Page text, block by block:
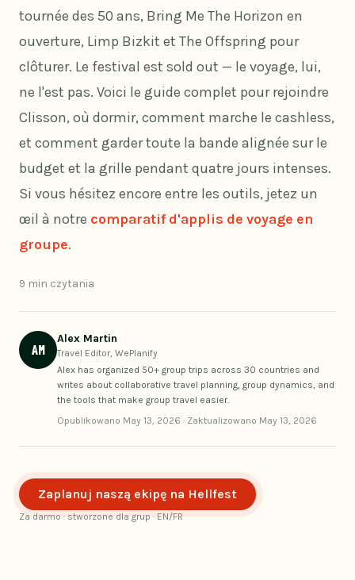
tournée des 50 ans, Bring Me The Horizon en
ouverture, Limp Bizkit et The Offspring pour
clôturer. Le festival est sold out — le voyage, lui,
ne l'est pas. Voici le guide complet pour rejoindre
Clisson, où dormir, comment marche le cashless,
et comment garder toute la bande alignée sur le
budget et la grille pendant quatre jours intenses.
Si vous hésitez encore entre les outils, jetez un
œil à notre comparatif d'applis de voyage en
groupe.
9 min czytania
AM
Alex Martin
Travel Editor, WePlanify
Alex has organized 50+ group trips across 30 countries and
writes about collaborative travel planning, group dynamics, and
the tools that make group travel easier.
Opublikowano May 13, 2026 · Zaktualizowano May 13, 2026
Zaplanuj naszą ekipę na Hellfest
Za darmo · stworzone dla grup · EN/FR